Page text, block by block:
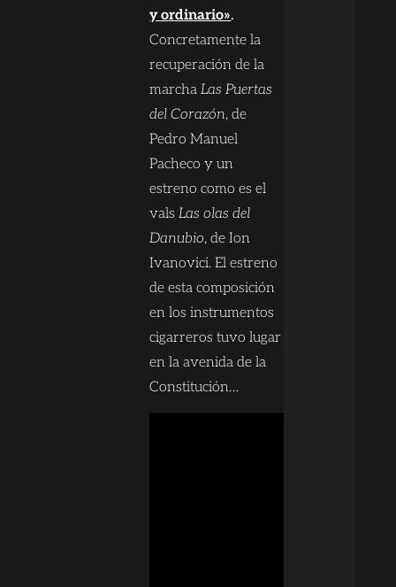
y ordinario».
Concretamente la
recuperación de la
marchaLas Puertas
del Corazón, de
Pedro Manuel
Pacheco y un
estreno como es el
valsLas olas del
Danubio, de Ion
Ivanovici. El estreno
de esta composición
en los instrumentos
cigarreros tuvo lugar
en la avenida de la
Constitución…